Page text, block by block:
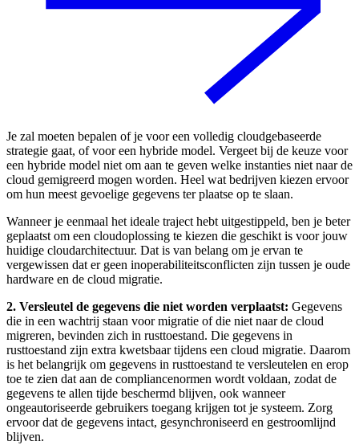
Je zal moeten bepalen of je voor een volledig cloudgebaseerde
strategie gaat, of voor een hybride model. Vergeet bij de keuze voor
een hybride model niet om aan te geven welke instanties niet naar de
cloud gemigreerd mogen worden. Heel wat bedrijven kiezen ervoor
om hun meest gevoelige gegevens ter plaatse op te slaan.
Wanneer je eenmaal het ideale traject hebt uitgestippeld, ben je beter
geplaatst om een cloudoplossing te kiezen die geschikt is voor jouw
huidige cloudarchitectuur. Dat is van belang om je ervan te
vergewissen dat er geen inoperabiliteitsconflicten zijn tussen je oude
hardware en de cloud migratie.
2. Versleutel de gegevens die niet worden verplaatst: Gegevens
die in een wachtrij staan voor migratie of die niet naar de cloud
migreren, bevinden zich in rusttoestand. Die gegevens in
rusttoestand zijn extra kwetsbaar tijdens een cloud migratie. Daarom
is het belangrijk om gegevens in rusttoestand te versleutelen en erop
toe te zien dat aan de compliancenormen wordt voldaan, zodat de
gegevens te allen tijde beschermd blijven, ook wanneer
ongeautoriseerde gebruikers toegang krijgen tot je systeem. Zorg
ervoor dat de gegevens intact, gesynchroniseerd en gestroomlijnd
blijven.